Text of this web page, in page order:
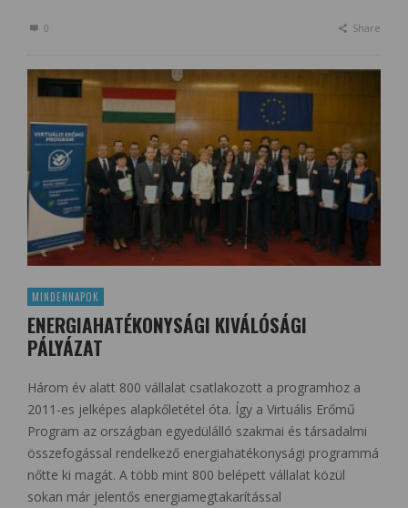
0 Share
MINDENNAPOK
ENERGIAHATÉKONYSÁGI KIVÁLÓSÁGI
PÁLYÁZAT
Három év alatt 800 vállalat csatlakozott a programhoz a
2011-es jelképes alapkőletétel óta. Így a Virtuális Erőmű
Program az országban egyedülálló szakmai és társadalmi
összefogással rendelkező energiahatékonysági programmá
nőtte ki magát. A több mint 800 belépett vállalat közül
sokan már jelentős energiamegtakarítással